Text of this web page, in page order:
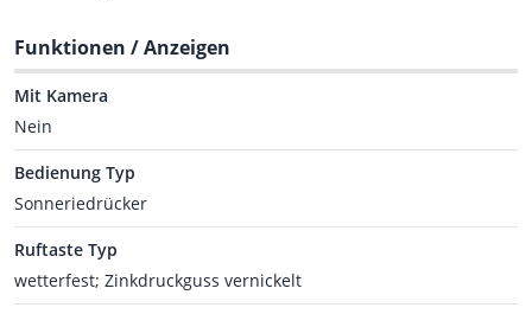
Funktionen / Anzeigen
Mit Kamera
Nein
Bedienung Typ
Sonneriedrücker
Ruftaste Typ
wetterfest; Zinkdruckguss vernickelt